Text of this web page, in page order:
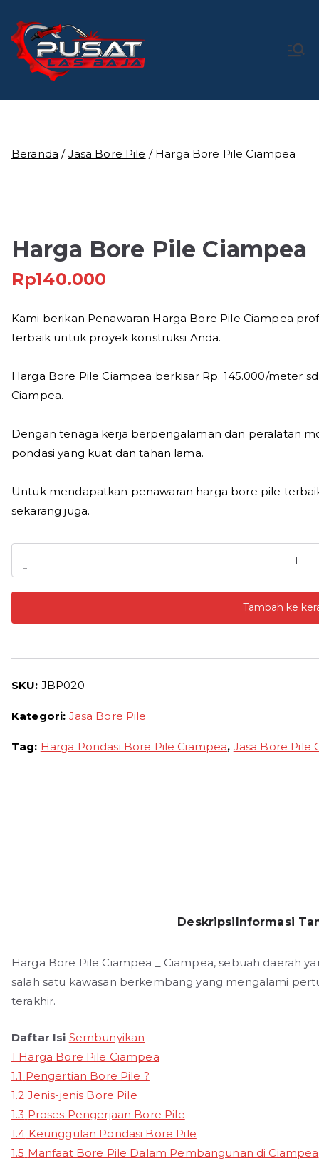
konten
Baja
Pusat Bengkel Las Profesional di Indonesia
Beranda / Jasa Bore Pile / Harga Bore Pile Ciampea
Harga Bore Pile Ciampea
Rp140.000
Kami berikan Penawaran Harga Bore Pile Ciampea
terbaik untuk proyek konstruksi Anda.
Harga Bore Pile Ciampea berkisar Rp. 145.000/meter
Ciampea.
Dengan tenaga kerja berpengalaman dan peralatan
pondasi yang kuat dan tahan lama.
Untuk mendapatkan penawaran harga bore pile
sekarang juga.
-
Harga
Bore
Tambah ke
SKU: JBP020
Kategori: Jasa Bore Pile
Tag: Harga Pondasi Bore Pile Ciampea, Jasa Bore Pile
Deskripsi Informasi
Harga Bore Pile Ciampea _ Ciampea, sebuah daerah
salah satu kawasan berkembang yang mengalami
terakhir.
Daftar Isi Sembunyikan
1 Harga Bore Pile Ciampea
1.1 Pengertian Bore Pile ?
1.2 Jenis-jenis Bore Pile
1.3 Proses Pengerjaan Bore Pile
1.4 Keunggulan Pondasi Bore Pile
1.5 Manfaat Bore Pile Dalam Pembangunan di Ciampea